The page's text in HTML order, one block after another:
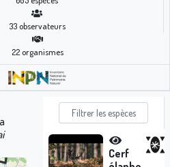
33observateurs
22organismes
Cerf